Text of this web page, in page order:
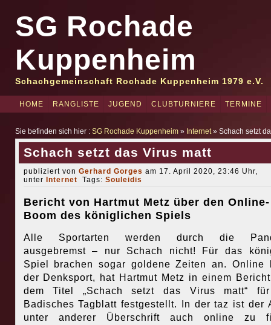
SG Rochade
Kuppenheim
Schachgemeinschaft Rochade Kuppenheim 1979 e.V.
HOME RANGLISTE JUGEND CLUBTURNIERE TERMINE
Sie befinden sich hier : SG Rochade Kuppenheim» Internet» Schach setzt
Schach setzt das Virus matt
publiziert von Gerhard Gorges am 17. April 2020, 23:46 Uhr,
unter
Internet Tags: Souleidis
Bericht von Hartmut Metz über den Online-
Boom des königlichen Spiels
Alle Sportarten werden durch die
ausgebremst – nur Schach nicht! Für das
Spiel brachen sogar goldene Zeiten an. Online
der Denksport, hat Hartmut Metz in einem
dem Titel „Schach setzt das Virus matt“
Badisches Tagblatt festgestellt. In der taz ist der
unter anderer Überschrift auch online zu